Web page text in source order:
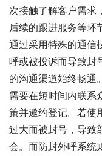
次接触了解客户需求
后续的跟进服务等环
通过采用特殊的通信
呼或被投诉而导致封
的沟通渠道始终畅通
需要在短时间内联系
策并邀约登记。若使
过大而被封号，导致
会。而防封外呼系统